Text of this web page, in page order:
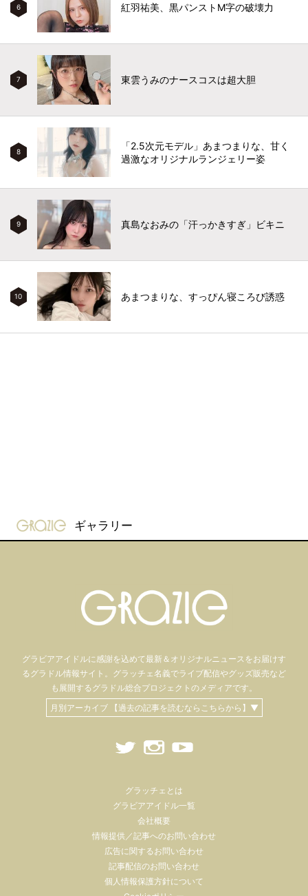
6 紅羽祐美、黒パンストM字の破壊力
7 東雲うみのナースコスは超大胆
8
「2.5次元モデル」あまつまりな、甘く
過激なオリジナルランジェリー姿
9 真島なおみの「汗っかきすぎ」ビキニ
10 あまつまりな、すっぴん寝ころび誘惑
gravure-grazie
ギャラリー
グラビアアイドルに感謝を込めて最新＆オリジナルニュースをお届けす
るグラドル情報サイト。 グラッチェ名義でライブ配信やグッズ販売など
も 展開するグラドル総合プロジェクトのメディアです。
月別アーカイブ 【過去の記事を読むならこちらから】▼
グラッチェとは
グラビアアイドル一覧
会社概要
情報提供／記事へのお問い合わせ
広告に関するお問い合わせ
記事配信のお問い合わせ
個人情報保護方針について